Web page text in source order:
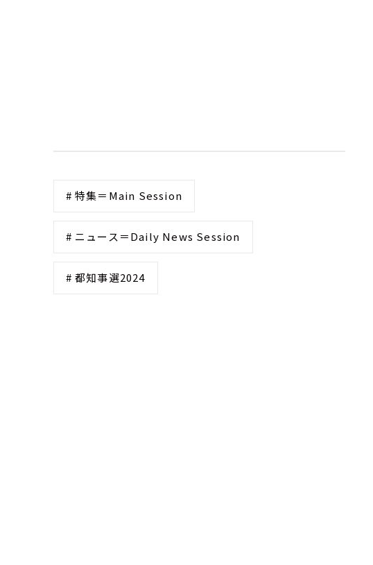
# 特集＝Main Session
# ニュース＝Daily News Session
# 都知事選2024